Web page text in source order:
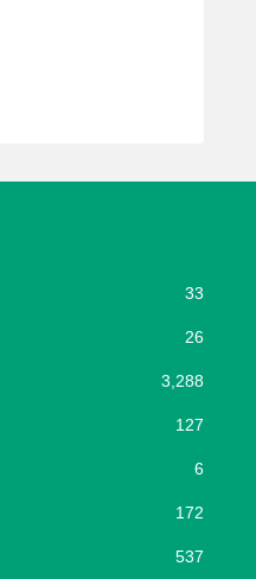
33
26
3,288
127
6
172
537